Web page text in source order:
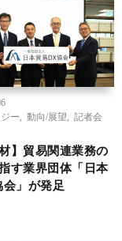
ー
動向/展望
記者会
材】貿易関連業務の
す業界団体「日本
会」が発足